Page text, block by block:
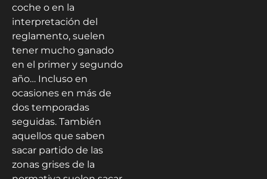
coche o en la
interpretación del
reglamento, suelen
tener mucho ganado
en el primer y segundo
año… Incluso en
ocasiones en más de
dos temporadas
seguidas. También
aquellos que saben
sacar partido de las
zonas grises de la